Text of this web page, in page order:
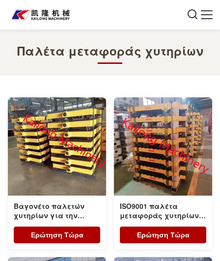
Παλέτα μεταφοράς χυτηρίων
Βαγονέτο παλετών
χυτηρίων για την
αυτόματη ημι
αυτόματη γραμμή
σχήματος
Ερώτηση Τώρα
ISO9001 παλέτα
μεταφοράς χυτηρίων
για την πράσινη
γραμμή σχήματος
άμμου
Ερώτηση Τώρα